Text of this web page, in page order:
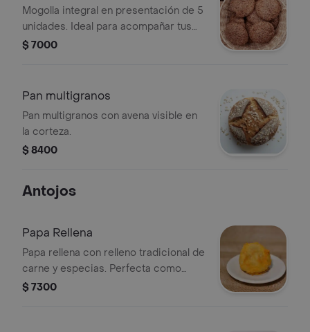
Mogolla integral en presentación de 5
unidades. Ideal para acompañar tus
comidas con un toque saludable.
$ 7000
Pan multigranos
Pan multigranos con avena visible en
la corteza.
$ 8400
Antojos
Papa Rellena
Papa rellena con relleno tradicional de
carne y especias. Perfecta como
acompañamiento.
$ 7300